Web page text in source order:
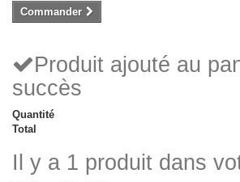
Commander
Produit ajouté au
succès
Quantité
Total
Il y a 1 produit dans